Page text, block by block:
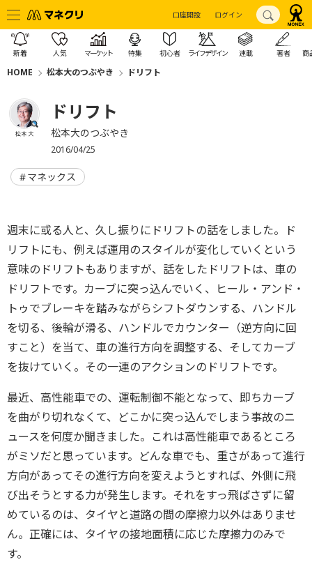
口座開設 ログイン
新着 人気 マーケット 特集 初心者 ライフデザイン 連載 著者 商
HOME 松本大のつぶやき ドリフト
松本 大
ドリフト
松本大のつぶやき
2016/04/25
マネックス
週末に或る人と、久し振りにドリフトの話をしました。ド
リフトにも、例えば運用のスタイルが変化していくという
意味のドリフトもありますが、話をしたドリフトは、車の
ドリフトです。カーブに突っ込んでいく、ヒール・アンド・
トゥでブレーキを踏みながらシフトダウンする、ハンドル
を切る、後輪が滑る、ハンドルでカウンター（逆方向に回
すこと）を当て、車の進行方向を調整する、そしてカーブ
を抜けていく。その一連のアクションのドリフトです。
最近、高性能車での、運転制御不能となって、即ちカーブ
を曲がり切れなくて、どこかに突っ込んでしまう事故のニ
ュースを何度か聞きました。これは高性能車であるところ
がミソだと思っています。どんな車でも、重さがあって進行
方向があってその進行方向を変えようとすれば、外側に飛
び出そうとする力が発生します。それをすっ飛ばさずに留
めているのは、タイヤと道路の間の摩擦力以外はありませ
ん。正確には、タイヤの接地面積に応じた摩擦力のみで
す。